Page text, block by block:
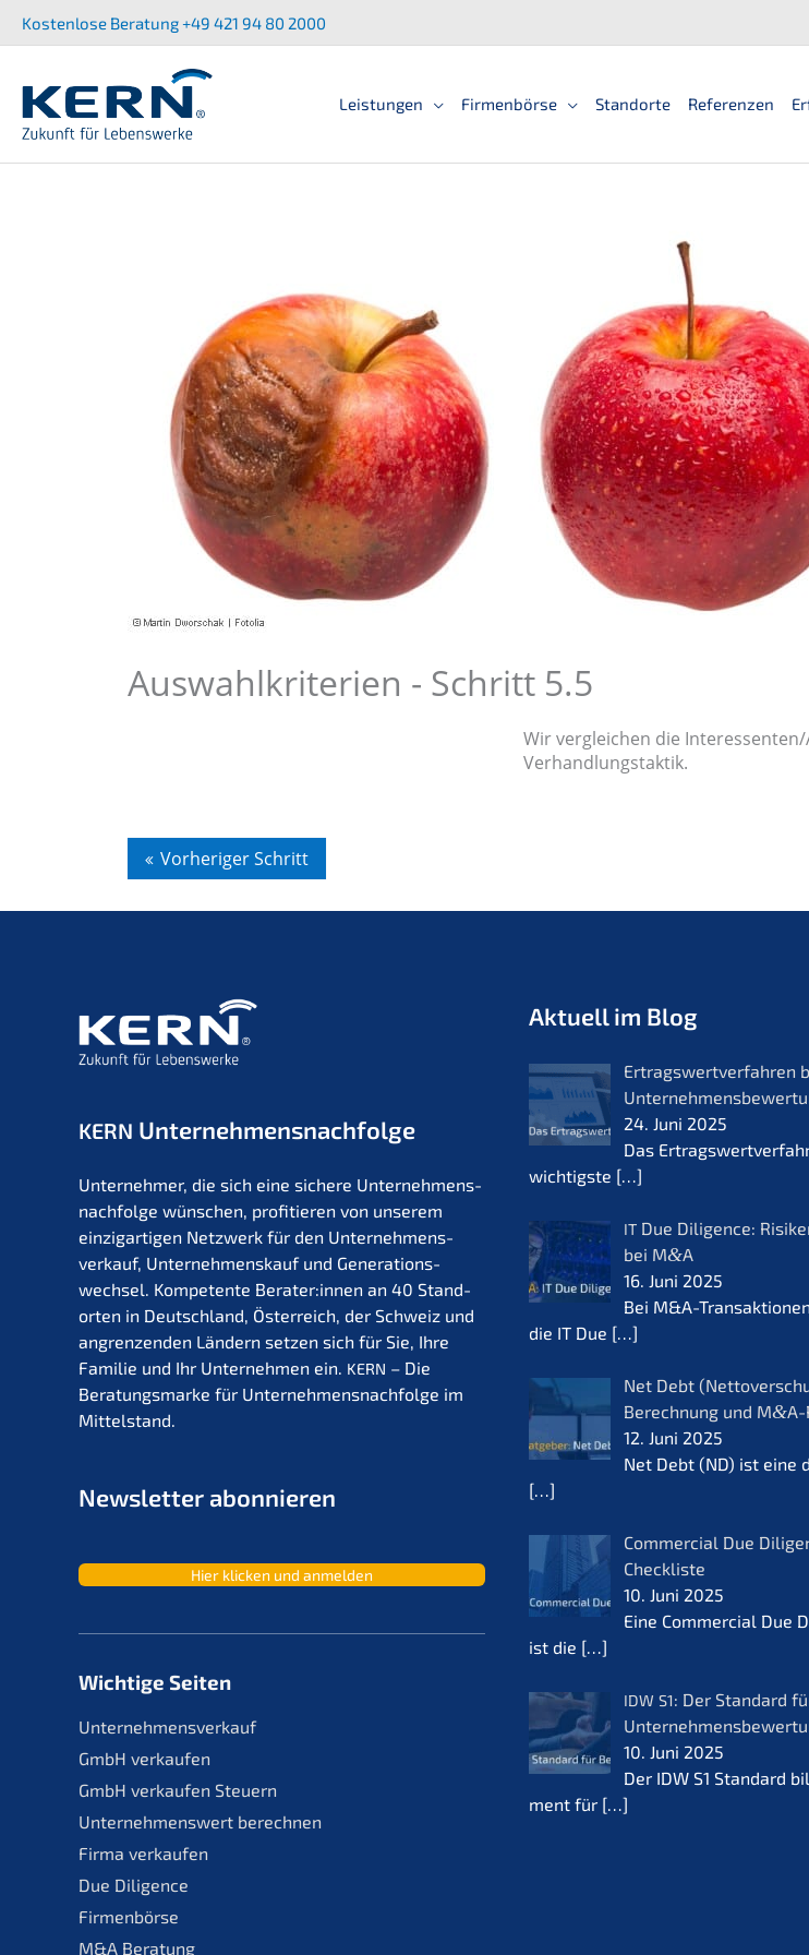
Inhalt
Kostenlose Beratung +49 421 94 80 2000
Leistun­gen Firmen­bör­se Standorte Referen­zen
Auswahlkriterien - Schritt 5.5
Wir verglei­chen die
Verhandlungstaktik.
Vorheriger Schritt
KERN Unternehmens­nachfolge
Unter­neh­mer, die sich eine siche­re Unternehmens­
nachfolge wünschen, profi­tie­ren von unserem
einzig­ar­ti­gen Netzwerk für den Unter­nehmens­
verkauf, Unter­nehmens­kauf und Generations­
wechsel. Kompe­ten­te Berater:innen an 40 Stand­
or­ten in Deutsch­land, Öster­reich, der Schweiz und
angren­zen­den Ländern setzen sich für Sie, Ihre
Familie und Ihr Unter­neh­men ein. KERN – Die
Beratungs­mar­ke für Unternehmens­nachfolge im
Mittelstand.
Newslet­ter abonnieren
Hier klicken und anmelden
Wichtige Seiten
Unternehmensverkauf
GmbH verkaufen
GmbH verkaufen Steuern
Unternehmenswert berechnen
Firma verkaufen
Due Diligence
Firmenbörse
M&A Beratung
Aktuell im Blog
Ertrags­wert­ver­fah­ren
24. Juni 2025
Das
wichtigs­te […]
IT Due Diligence:
bei M&A
16. Juni 2025
Bei M&A-
die IT Due […]
Net Debt
Berech­nung und M&A-
12. Juni 2025
Net Debt (ND) ist eine
[…]
Commer­cial Due
Checkliste
10. Juni 2025
Eine Commer­cial Due
ist die […]
IDW S1: Der Standard
10. Juni 2025
Der IDW S1 Standard
ment für […]